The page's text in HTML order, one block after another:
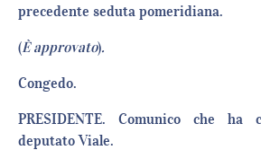
precedente seduta pomeridiana.
(È approvato).
Congedo.
PRESIDENTE. Comunico che ha
deputato Viale.